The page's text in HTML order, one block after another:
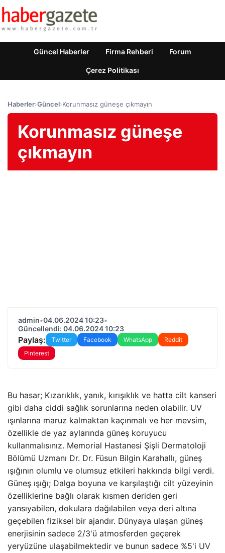
Güncel Haberler Firma Rehberi Forum
Çerez Politikası
Haberler›Güncel›Korunmasız güneşe çıkmayın
Korunmasız güneşe
çıkmayın
admin•04.06.2024 10:23•
Güncellendi: 04.06.2024 10:23
Paylaş: Twitter Facebook WhatsApp
Reddit
Pinterest
Bu hasar; Kızarıklık, yanık, kırışıklık ve hatta cilt kanseri
gibi daha ciddi sağlık sorunlarına neden olabilir. UV
ışınlarına maruz kalmaktan kaçınmalı ve her mevsim,
özellikle de yaz aylarında güneş koruyucu
kullanmalısınız. Memorial Hastanesi Şişli Dermatoloji
Bölümü Uzmanı Dr. Dr. Füsun Bilgin Karahallı, güneş
ışığının olumlu ve olumsuz etkileri hakkında bilgi verdi.
Güneş ışığı; Dalga boyuna ve karşılaştığı cilt yüzeyinin
özelliklerine bağlı olarak kısmen deriden geri
yansıyabilen, dokulara dağılabilen veya deri altına
geçebilen fiziksel bir ajandır. Dünyaya ulaşan güneş
enerjisinin sadece 2/3'ü atmosferden geçerek
yeryüzüne ulaşabilmektedir ve bunun sadece %5'i UV